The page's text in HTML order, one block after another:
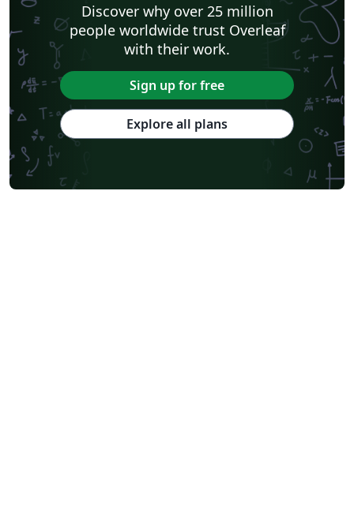
Discover why over 25 million
people worldwide trust Overleaf
with their work.
Sign up for free
Explore all plans